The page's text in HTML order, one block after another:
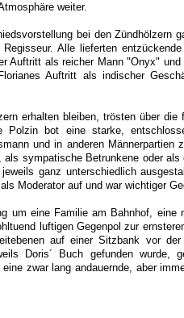
weiter.
bei den Zündhölzern
Alle lieferten
Auftritt als reicher Mann "Onyx"
Auftritt als indischer
erhalten bleiben, trösten über
Polzin bot eine starke,
und in anderen
sympatische Betrunkene oder
ganz unterschiedlich
Moderator auf und war wichtiger
um eine Familie am Bahnhof,
luftigen Gegenpol zur
auf einer Sitzbank vor
Doris´ Buch gefunden wurde,
zwar lang andauernde, aber